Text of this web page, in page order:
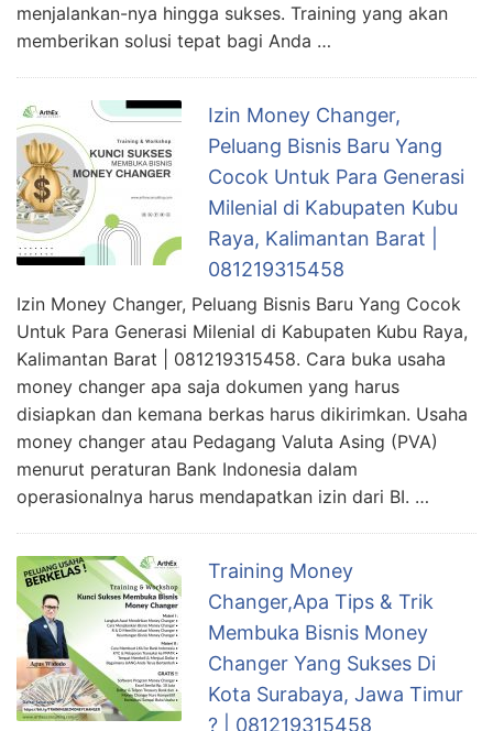
menjalankan-nya hingga sukses. Training yang akan
memberikan solusi tepat bagi Anda …
Izin Money Changer,
Peluang Bisnis Baru Yang
Cocok Untuk Para Generasi
Milenial di Kabupaten Kubu
Raya, Kalimantan Barat |
081219315458
Izin Money Changer, Peluang Bisnis Baru Yang Cocok
Untuk Para Generasi Milenial di Kabupaten Kubu Raya,
Kalimantan Barat | 081219315458. Cara buka usaha
money changer apa saja dokumen yang harus
disiapkan dan kemana berkas harus dikirimkan. Usaha
money changer atau Pedagang Valuta Asing (PVA)
menurut peraturan Bank Indonesia dalam
operasionalnya harus mendapatkan izin dari BI. …
Training Money
Changer,Apa Tips & Trik
Membuka Bisnis Money
Changer Yang Sukses Di
Kota Surabaya, Jawa Timur
? | 081219315458